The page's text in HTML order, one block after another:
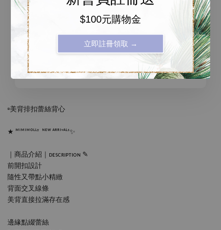
$100元購物金
立即註冊領取 →
NT$ 99 +NT$ 99
NT$ 199
NT$ 99
NT$ 199
加入購物車
▫️美背排扣蕾絲背心
★ ᴹᴵᴹᴵᴹᴼᴸᴸᵞ  ᴺᴱᵂ ᴬᴿᴿᴵᵛᴬᴸˢ✨
｜商品介紹｜ᴅᴇsᴄʀɪᴘᴛɪᴏɴ ✎
前開扣設計
隨性又帶點小精緻
背面交叉線條
美背直接拉滿存在感
邊緣點綴蕾絲